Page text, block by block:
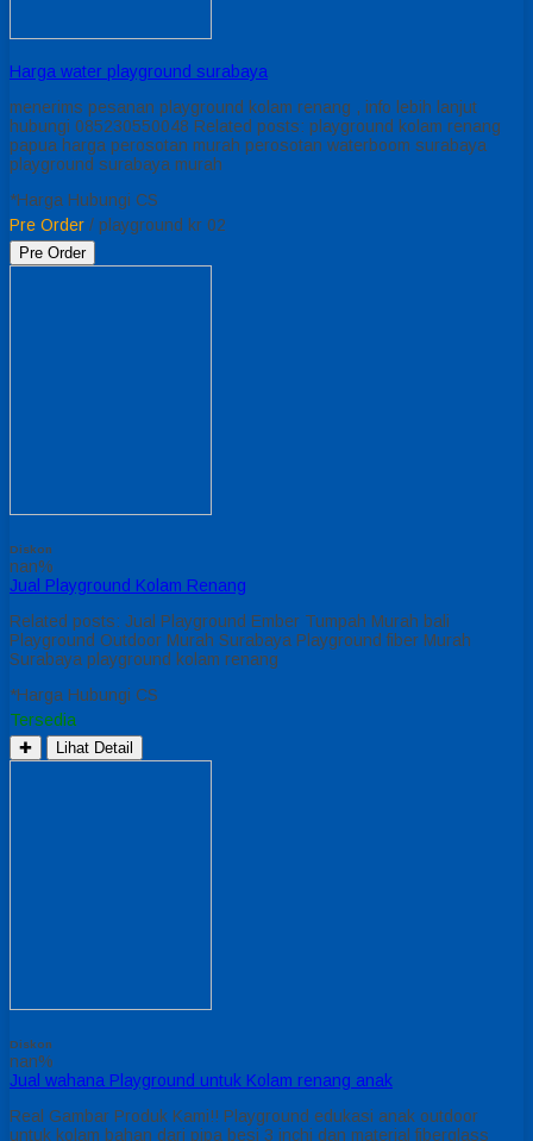
Harga water playground surabaya
menerims pesanan playground kolam renang , info lebih lanjut
hubungi 085230550048 Related posts: playground kolam renang
papua harga perosotan murah perosotan waterboom surabaya
playground surabaya murah
*Harga Hubungi CS
Pre Order / playground kr 02
Pre Order
Diskon
nan%
Jual Playground Kolam Renang
Related posts: Jual Playground Ember Tumpah Murah bali
Playground Outdoor Murah Surabaya Playground fiber Murah
Surabaya playground kolam renang
*Harga Hubungi CS
Tersedia
✚ Lihat Detail
Diskon
nan%
Jual wahana Playground untuk Kolam renang anak
Real Gambar Produk Kami!! Playground edukasi anak outdoor
untuk kolam bahan dari pipa besi 3 inchi dan material fiberglass